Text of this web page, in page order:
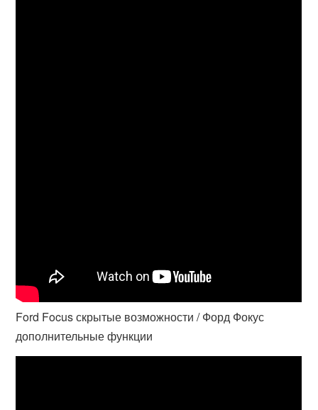
Ford Focus скрытые возможности / Форд Фокус
дополнительные функции